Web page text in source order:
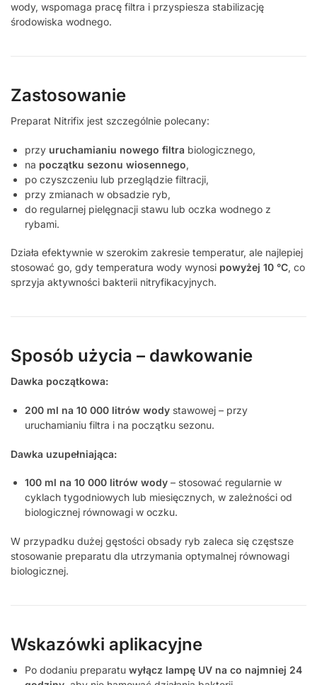
wody, wspomaga pracę filtra i przyspiesza stabilizację
środowiska wodnego.
Zastosowanie
Preparat Nitrifix jest szczególnie polecany:
przy uruchamianiu nowego filtra biologicznego,
na początku sezonu wiosennego,
po czyszczeniu lub przeglądzie filtracji,
przy zmianach w obsadzie ryb,
do regularnej pielęgnacji stawu lub oczka wodnego z
rybami.
Działa efektywnie w szerokim zakresie temperatur, ale najlepiej
stosować go, gdy temperatura wody wynosi powyżej 10 °C, co
sprzyja aktywności bakterii nitryfikacyjnych.
Sposób użycia – dawkowanie
Dawka początkowa:
200 ml na 10 000 litrów wody stawowej – przy
uruchamianiu filtra i na początku sezonu.
Dawka uzupełniająca:
100 ml na 10 000 litrów wody – stosować regularnie w
cyklach tygodniowych lub miesięcznych, w zależności od
biologicznej równowagi w oczku.
W przypadku dużej gęstości obsady ryb zaleca się częstsze
stosowanie preparatu dla utrzymania optymalnej równowagi
biologicznej.
Wskazówki aplikacyjne
Po dodaniu preparatu wyłącz lampę UV na co najmniej 24